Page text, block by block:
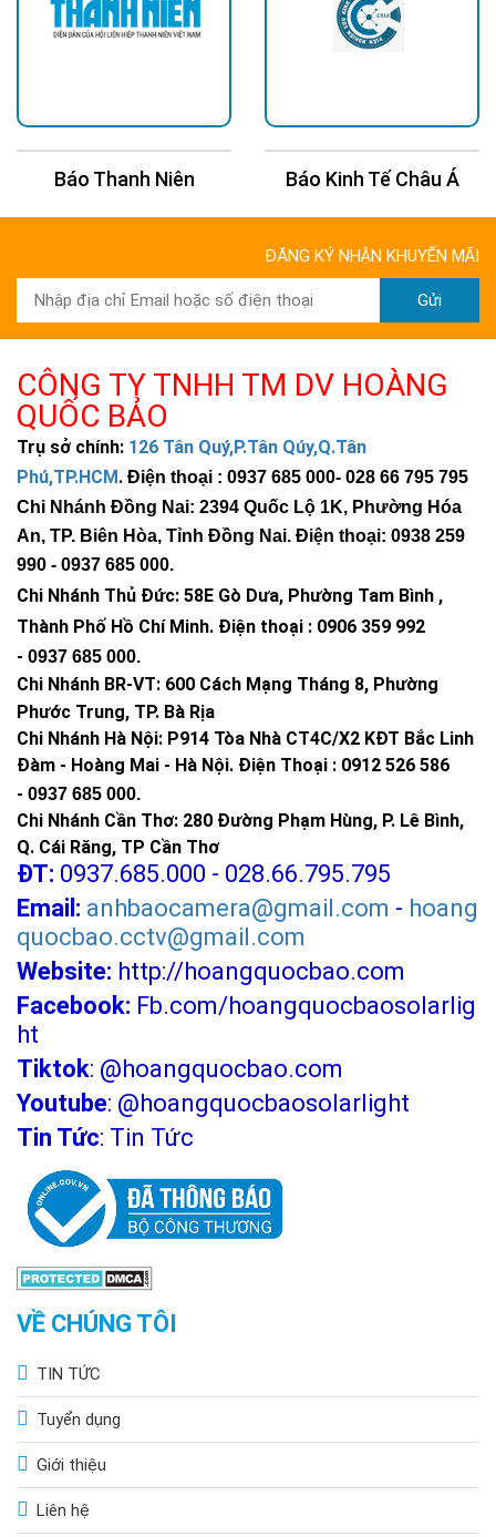
Báo Thanh Niên Báo Kinh Tế Châu Á
ĐĂNG KÝ NHẬN KHUYẾN MÃI
Gửi
CÔNG TY TNHH TM DV HOÀNG
QUỐC BẢO
Trụ sở chính: 126 Tân Quý,P.Tân Qúy,Q.Tân
Phú,TP.HCM. Điện thoại : 0937 685 000- 028 66 795 795
Chi Nhánh Đồng Nai: 2394 Quốc Lộ 1K, Phường Hóa
An, TP. Biên Hòa, Tỉnh Đồng Nai. Điện thoại: 0938 259
990 - 0937 685 000.
Chi Nhánh Thủ Đức: 58E Gò Dưa, Phường Tam Bình ,
Thành Phố Hồ Chí Minh. Điện thoại : 0906 359 992
- 0937 685 000.
Chi Nhánh BR-VT: 600 Cách Mạng Tháng 8, Phường
Phước Trung, TP. Bà Rịa
Chi Nhánh Hà Nội: P914 Tòa Nhà CT4C/X2 KĐT Bắc Linh
Đàm - Hoàng Mai - Hà Nội. Điện Thoại : 0912 526 586
- 0937 685 000.
Chi Nhánh Cần Thơ: 280 Đường Phạm Hùng, P. Lê Bình,
Q. Cái Răng, TP Cần Thơ
ĐT: 0937.685.000 - 028.66.795.795
Email: anhbaocamera@gmail.com - hoang
quocbao.cctv@gmail.com
Website: http://hoangquocbao.com
Facebook: Fb.com/hoangquocbaosolarlig
ht
Tiktok: @hoangquocbao.com
Youtube: @hoangquocbaosolarlight
Tin Tức: Tin Tức
VỀ CHÚNG TÔI
TIN TỨC
Tuyển dụng
Giới thiệu
Liên hệ